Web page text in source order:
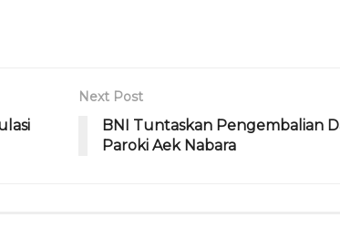
Next Post
BNI Tuntaskan Pengembalian
Paroki Aek Nabara